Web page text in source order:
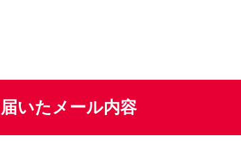
いたメール内容